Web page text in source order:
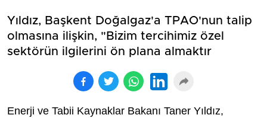
Yıldız, Başkent Doğalgaz'a TPAO'nun talip
olmasına ilişkin, "Bizim tercihimiz özel
sektörün ilgilerini ön plana almaktır
Enerji ve Tabii Kaynaklar Bakanı Taner Yıldız,